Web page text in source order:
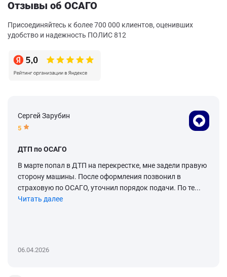
Отзывы об ОСАГО
Присоединяйтесь к более 700 000 клиентов, оценивших
удобство и надежность ПОЛИС 812
Сергей Зарубин
5
ДТП по ОСАГО
В марте попал в ДТП на перекрестке, мне задели правую
сторону машины. После оформления позвонил в
страховую по ОСАГО, уточнил порядок подачи. По те...
Читать далее
06.04.2026